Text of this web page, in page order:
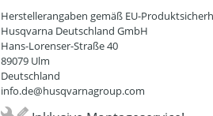
Herstellerangaben gemäß EU-
Husqvarna Deutschland GmbH
Hans-Lorenser-Straße 40
89079 Ulm
Deutschland
info.de@husqvarnagroup.com